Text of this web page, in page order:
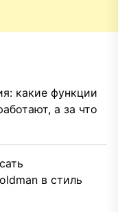
какие функции
а за что
в стиль